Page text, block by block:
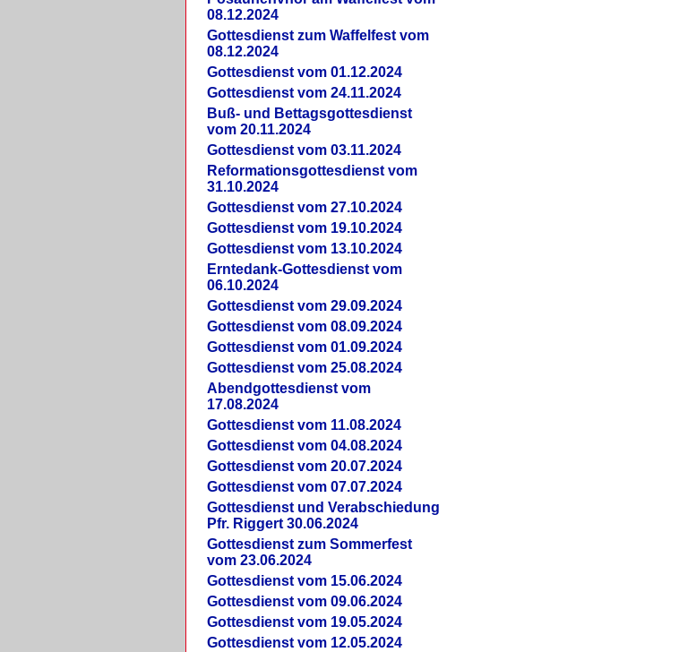
08.12.2024
Gottesdienst zum Waffelfest vom
08.12.2024
Gottesdienst vom 01.12.2024
Gottesdienst vom 24.11.2024
Buß- und Bettagsgottesdienst
vom 20.11.2024
Gottesdienst vom 03.11.2024
Reformationsgottesdienst vom
31.10.2024
Gottesdienst vom 27.10.2024
Gottesdienst vom 19.10.2024
Gottesdienst vom 13.10.2024
Erntedank-Gottesdienst vom
06.10.2024
Gottesdienst vom 29.09.2024
Gottesdienst vom 08.09.2024
Gottesdienst vom 01.09.2024
Gottesdienst vom 25.08.2024
Abendgottesdienst vom
17.08.2024
Gottesdienst vom 11.08.2024
Gottesdienst vom 04.08.2024
Gottesdienst vom 20.07.2024
Gottesdienst vom 07.07.2024
Gottesdienst und Verabschiedung
Pfr. Riggert 30.06.2024
Gottesdienst zum Sommerfest
vom 23.06.2024
Gottesdienst vom 15.06.2024
Gottesdienst vom 09.06.2024
Gottesdienst vom 19.05.2024
Gottesdienst vom 12.05.2024